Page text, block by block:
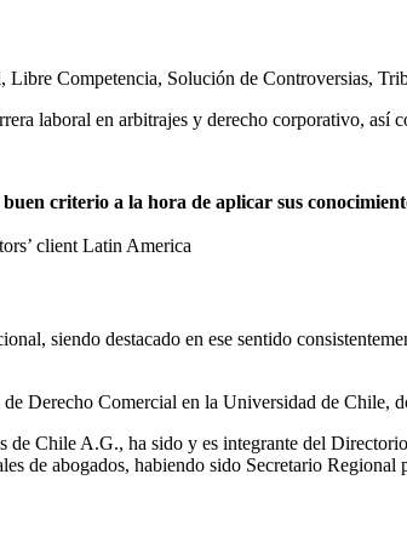
, Libre Competencia, Solución de Controversias,
laboral en arbitrajes y derecho corporativo, así
criterio a la hora de aplicar sus
client Latin America
siendo destacado en ese sentido
Derecho Comercial en la Universidad de Chile,
Chile A.G., ha sido y es integrante del
de abogados, habiendo sido Secretario